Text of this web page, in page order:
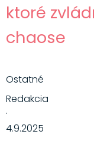
ktoré
chaose
Ostatné
Redakcia
·
4.9.2025